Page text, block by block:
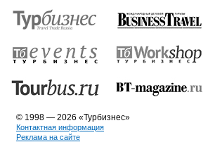
© 1998 — 2026 «Турбизнес»
Контактная информация
Реклама на сайте